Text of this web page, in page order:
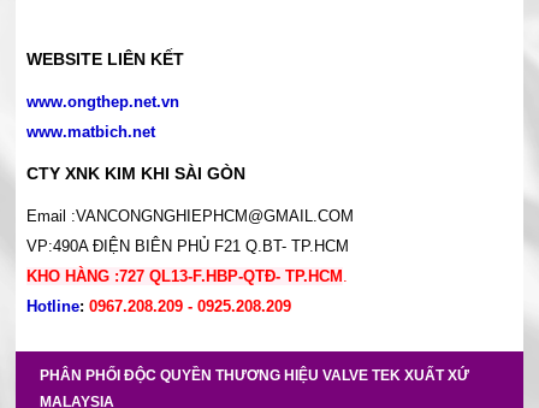
PHÂN PHỐI ĐỘC QUYỀN THƯƠNG HIỆU VALVE TEK XUẤT XỨ
MALAYSIA
WEBSITE LIÊN KẾT
www.ongthep.net.vn
www.matbich.net
CTY XNK KIM KHI SÀI GÒN
Email :VANCONGNGHIEPHCM@GMAIL.COM
VP:490A ĐIỆN BIÊN PHỦ F21 Q.BT- TP.HCM
KHO HÀNG :727 QL13-F.HBP-QTĐ- TP.HCM .
Hotline: 0967.208.209 - 0925.208.209